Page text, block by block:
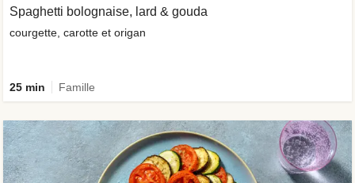
Spaghetti bolognaise, lard & gouda
courgette, carotte et origan
25 min Famille